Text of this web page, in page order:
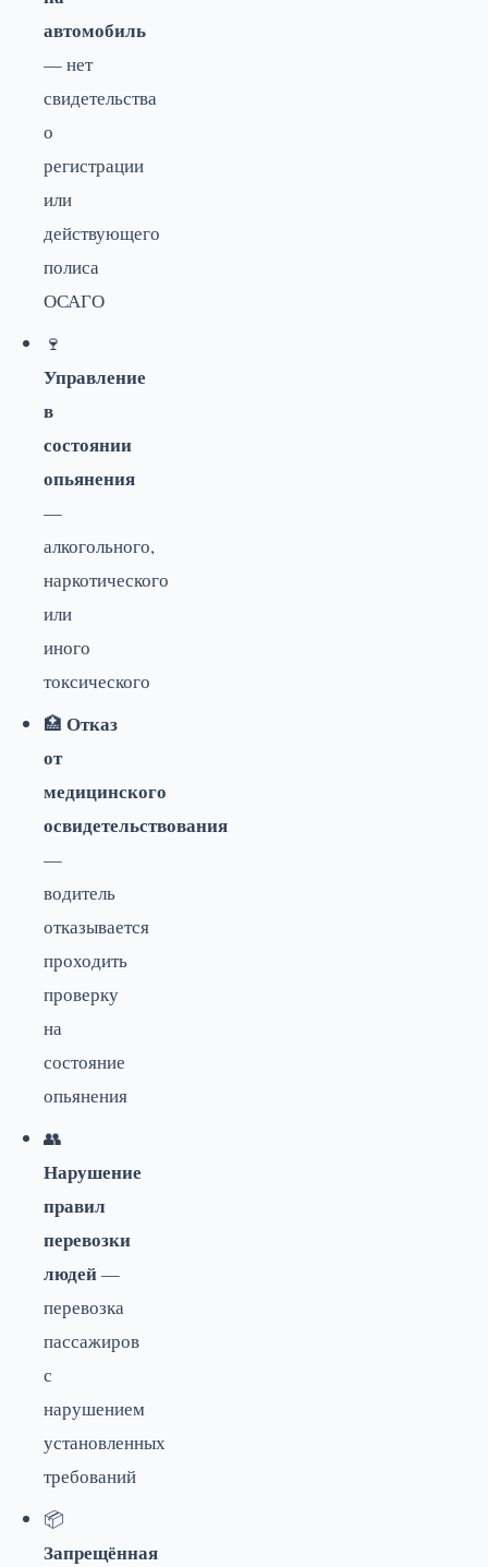
автомобиль
— нет
свидетельства
о
регистрации
или
действующего
полиса
ОСАГО
🍷
Управление
в
состоянии
опьянения
—
алкогольного,
наркотического
или
иного
токсического
🏥 Отказ
от
медицинского
освидетельствования
—
водитель
отказывается
проходить
проверку
на
состояние
опьянения
👥
Нарушение
правил
перевозки
людей—
перевозка
пассажиров
с
нарушением
установленных
требований
📦
Запрещённая